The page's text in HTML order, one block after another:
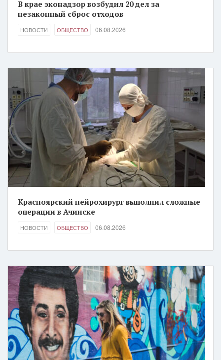
В крае эконадзор возбудил 20 дел за
незаконный сброс отходов
НОВОСТИ ОБЩЕСТВО 06.08.2026
Красноярский нейрохирург выполнил сложные
операции в Ачинске
НОВОСТИ ОБЩЕСТВО 06.08.2026